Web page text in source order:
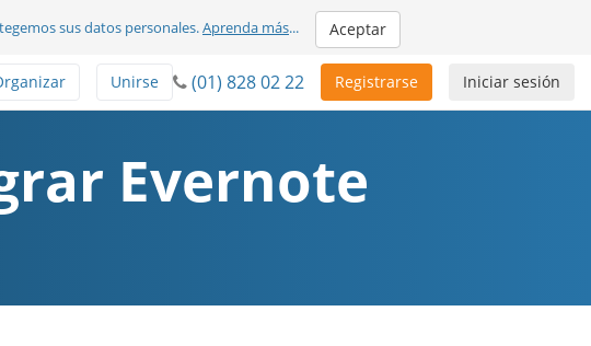
sus datos personales.Aprenda más... Aceptar
Iniciar sesión
Registrarse
(01) 828 02 22
Unirse
Evernote